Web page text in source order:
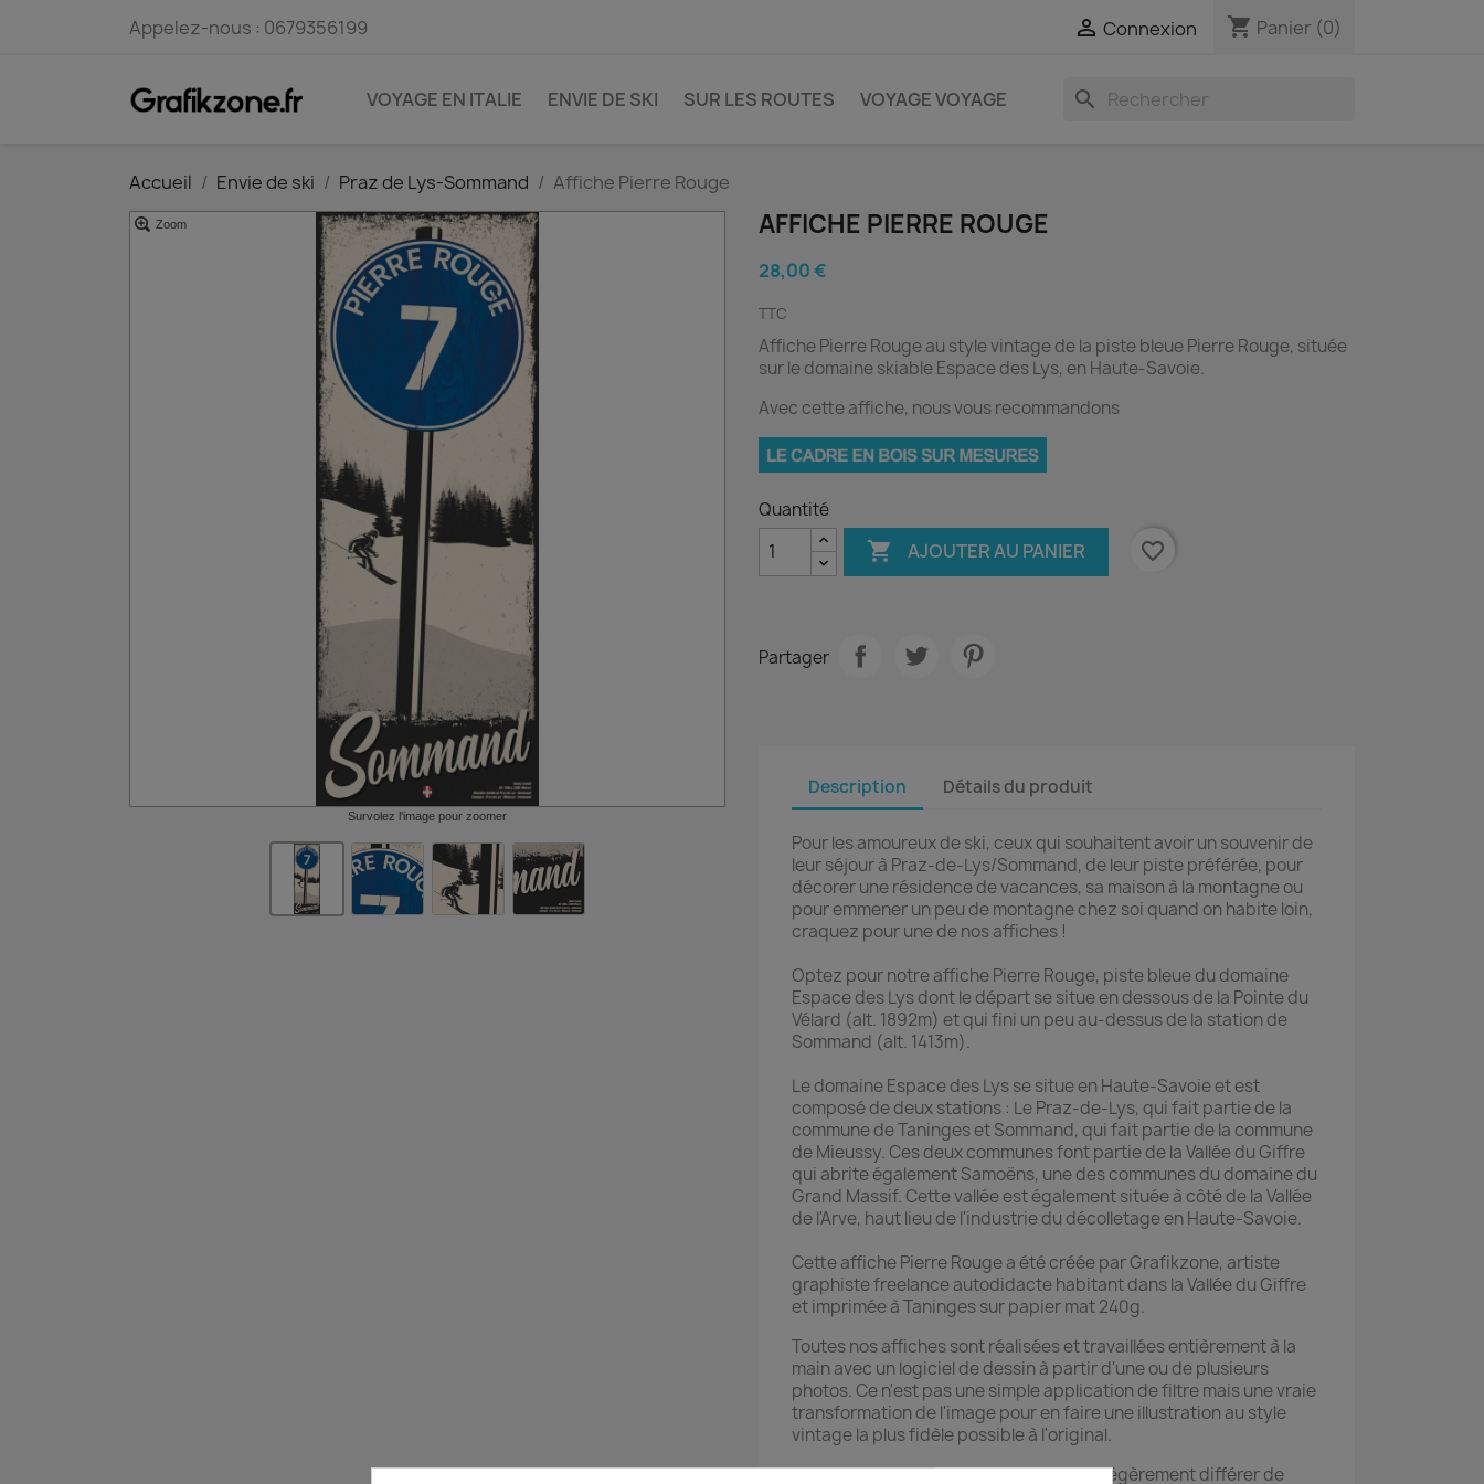
Appelez-nous : 0679356199  Connexion shopping_cart Panier (0)
VOYAGE EN ITALIE ENVIE DE SKI SUR LES ROUTES VOYAGE VOYAGE search
Accueil Envie de ski Praz de Lys-Sommand Affiche Pierre Rouge
Zoom
Survolez l'image pour zoomer
AFFICHE PIERRE ROUGE
28,00 €
TTC
Affiche Pierre Rouge au style vintage de la piste bleue Pierre Rouge, située
sur le domaine skiable Espace des Lys, en Haute-Savoie.
Avec cette affiche, nous vous recommandons
Quantité
 AJOUTER AU PANIER favorite_border
Partager
Description Détails du produit
Pour les amoureux de ski, ceux qui souhaitent avoir un souvenir de
leur séjour à Praz-de-Lys/Sommand, de leur piste préférée, pour
décorer une résidence de vacances, sa maison à la montagne ou
pour emmener un peu de montagne chez soi quand on habite loin,
craquez pour une de nos affiches !
Optez pour notre affiche Pierre Rouge, piste bleue du domaine
Espace des Lys dont le départ se situe en dessous de la Pointe du
Vélard (alt. 1892m) et qui fini un peu au-dessus de la station de
Sommand (alt. 1413m).
Le domaine Espace des Lys se situe en Haute-Savoie et est
composé de deux stations : Le Praz-de-Lys, qui fait partie de la
commune de Taninges et Sommand, qui fait partie de la commune
de Mieussy. Ces deux communes font partie de la Vallée du Giffre
qui abrite également Samoëns, une des communes du domaine du
Grand Massif. Cette vallée est également située à côté de la Vallée
de l'Arve, haut lieu de l'industrie du décolletage en Haute-Savoie.
Cette affiche Pierre Rouge a été créée par Grafikzone, artiste
graphiste freelance autodidacte habitant dans la Vallée du Giffre
et imprimée à Taninges sur papier mat 240g.
Toutes nos affiches sont réalisées et travaillées entièrement à la
main avec un logiciel de dessin à partir d'une ou de plusieurs
photos. Ce n'est pas une simple application de filtre mais une vraie
transformation de l'image pour en faire une illustration au style
vintage la plus fidèle possible à l'original.
Les couleurs de l'affiche reçue peuvent légèrement différer de